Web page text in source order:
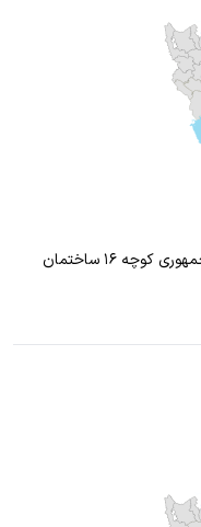
شرکت مرجان سقف استان: قم آدرس: بلوار جمهوری کوچه ۱۶ ساختمان